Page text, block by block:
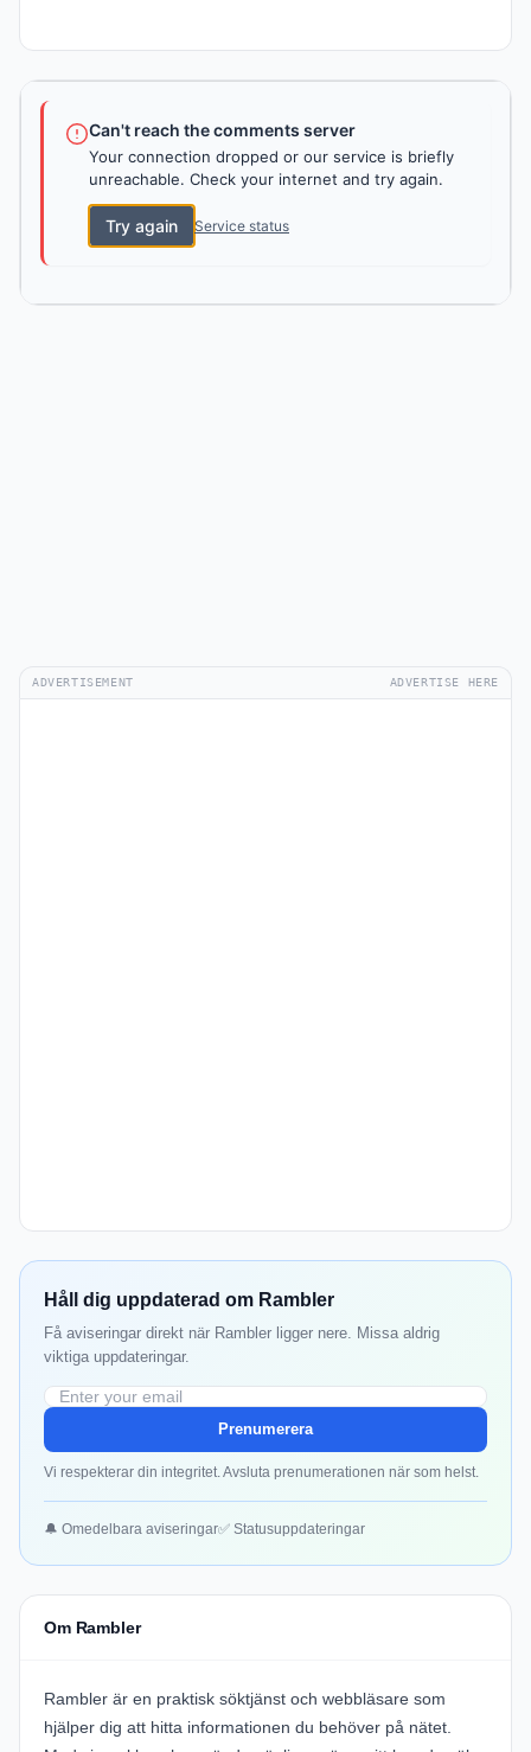
Can't reach the comments server
Your connection dropped or our service is briefly
unreachable. Check your internet and try again.
Try again Service status
ADVERTISEMENT ADVERTISE HERE
Håll dig uppdaterad om Rambler
Få aviseringar direkt när Rambler ligger nere. Missa aldrig
viktiga uppdateringar.
Prenumerera
Vi respekterar din integritet. Avsluta prenumerationen när som helst.
🔔 Omedelbara aviseringar✅ Statusuppdateringar
Om Rambler
Rambler är en praktisk söktjänst och webbläsare som
hjälper dig att hitta informationen du behöver på nätet.